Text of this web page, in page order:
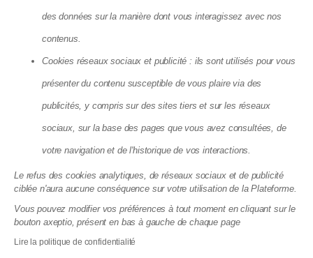
Éco-rénovons Paris+ : l'aide qui
finance jusqu'à 35 % de vos travaux
disparaît fin 2026
10.07.2026
des données sur la manière dont vous interagissez avec nos
contenus.
Cookies réseaux sociaux et publicité : ils sont utilisés pour vous
présenter du contenu susceptible de vous plaire via des
publicités, y compris sur des sites tiers et sur les réseaux
sociaux, sur la base des pages que vous avez consultées, de
votre navigation et de l'historique de vos interactions.
Le refus des cookies analytiques, de réseaux sociaux et de publicité
ciblée n'aura aucune conséquence sur votre utilisation de la Plateforme.
Vous pouvez modifier vos préférences à tout moment en cliquant sur le
bouton axeptio, présent en bas à gauche de chaque page
Lire la politique de confidentialité